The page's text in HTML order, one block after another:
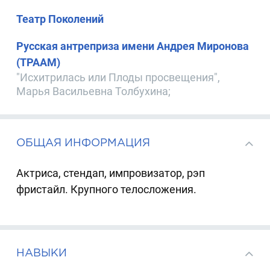
Театр Поколений
Русская антреприза имени Андрея Миронова
(ТРААМ)
"Исхитрилась или Плоды просвещения",
Марья Васильевна Толбухина;
ОБЩАЯ ИНФОРМАЦИЯ
Актриса, стендап, импровизатор, рэп
фристайл. Крупного телосложения.
НАВЫКИ